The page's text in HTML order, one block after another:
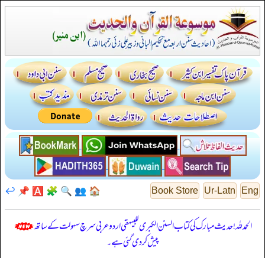
Eng
Ur-Latn
Book Store
🏠
👥
🔍
🧩
🅰️
📌
↩️
الحمدللہ! حدیث مبارک کی کتاب السنن الكبرى للبيهقي اردو عربی سرچ سہولت کے ساتھ
پیش کر دی گئی ہے۔